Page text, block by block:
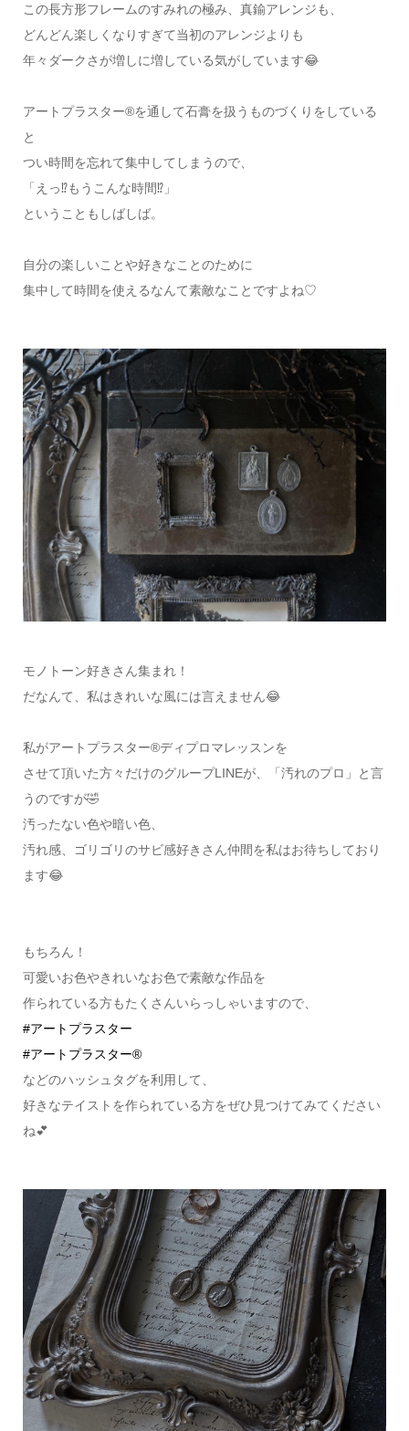
この長方形フレームのすみれの極み、真鍮アレンジも、
どんどん楽しくなりすぎて当初のアレンジよりも
年々ダークさが増しに増している気がしています😂
アートプラスター®を通して石膏を扱うものづくりをしている
と
つい時間を忘れて集中してしまうので、
「えっ⁉️もうこんな時間⁉️」
ということもしばしば。
自分の楽しいことや好きなことのために
集中して時間を使えるなんて素敵なことですよね♡
モノトーン好きさん集まれ！
だなんて、私はきれいな風には言えません😂
私がアートプラスター®ディプロマレッスンを
させて頂いた方々だけのグループLINEが、「汚れのプロ」と言
うのですが🤣
汚ったない色や暗い色、
汚れ感、ゴリゴリのサビ感好きさん仲間を私はお待ちしており
ます😂
もちろん！
可愛いお色やきれいなお色で素敵な作品を
作られている方もたくさんいらっしゃいますので、
#アートプラスター
#アートプラスター®︎
などのハッシュタグを利用して、
好きなテイストを作られている方をぜひ見つけてみてください
ね💕